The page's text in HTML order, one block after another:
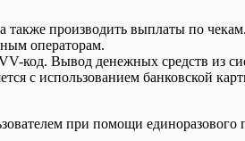
производить выплаты по
операторам.
код. Вывод денежных средств из
с использованием банковской
при помощи единоразового